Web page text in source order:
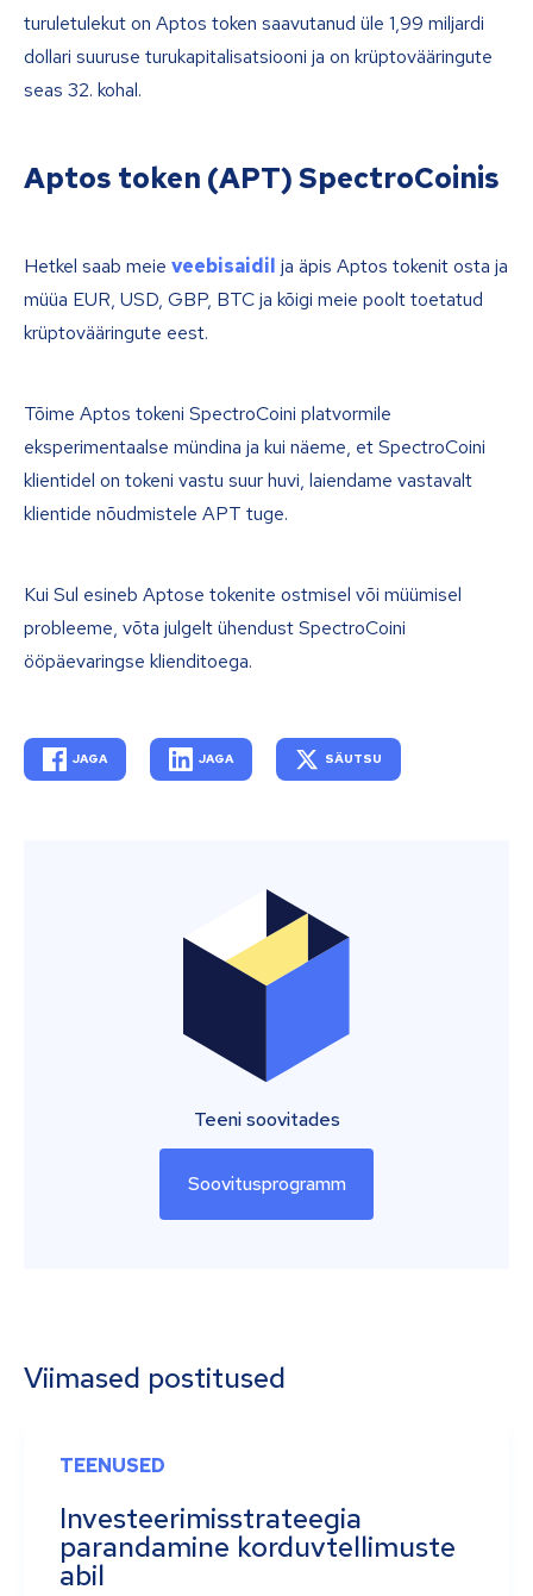
turuletulekut on Aptos token saavutanud üle 1,99 miljardi
dollari suuruse turukapitalisatsiooni ja on krüptovääringute
seas 32. kohal.
Aptos token (APT) SpectroCoinis
Hetkel saab meie veebisaidil ja äpis Aptos tokenit osta ja
müüa EUR, USD, GBP, BTC ja kõigi meie poolt toetatud
krüptovääringute eest.
Tõime Aptos tokeni SpectroCoini platvormile
eksperimentaalse mündina ja kui näeme, et SpectroCoini
klientidel on tokeni vastu suur huvi, laiendame vastavalt
klientide nõudmistele APT tuge.
Kui Sul esineb Aptose tokenite ostmisel või müümisel
probleeme, võta julgelt ühendust SpectroCoini
ööpäevaringse klienditoega.
JAGA JAGA SÄUTSU
Teeni soovitades
Soovitusprogramm
Viimased postitused
TEENUSED
Investeerimisstrateegia
parandamine korduvtellimuste
abil